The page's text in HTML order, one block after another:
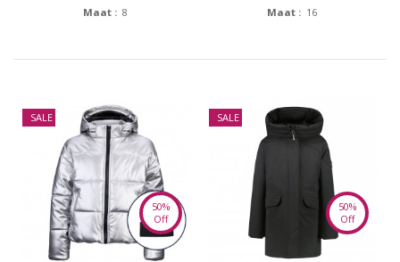
Maat : 8 Maat : 16
SALE
50%
Off
SALE
50%
Off